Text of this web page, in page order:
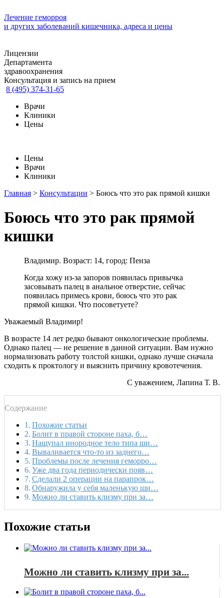
Лечение геморроя
и других заболеваний кишечника, адреса и цены
Лицензии
Департамента
здравоохранения
Консультация и запись на прием
8 (495) 374-31-65
Врачи
Клиники
Цены
Цены
Врачи
Клиники
Главная > Консультации > Боюсь что это рак прямой кишки
Боюсь что это рак прямой
кишки
Владимир. Возраст: 14, город: Пенза
Когда хожу из-за запоров появилась привычка
засовывать палец в анальное отверстие, сейчас
появилась примесь крови, боюсь что это рак
прямой кишки. Что посоветуете?
Уважаемый Владимир!
В возрасте 14 лет редко бывают онкологические проблемы.
Однако палец — не решение в данной ситуации. Вам нужно
нормализовать работу толстой кишки, однако лучше сначала
сходить к проктологу и выяснить причину кровотечения.
С уважением, Лапина Т. В.
Содержание
Похожие статьи
Болит в правой стороне паха, б…
Нащупал инородное тело типа ши…
Вываливается что-то из заднего…
Проблемы после лечения геморро…
Уже два года периодически появ…
Сделали 2 операции на парапрок…
Обнаружила у себя маленькую ши…
Можно ли ставить клизму при за…
Похожие статьи
Можно ли ставить клизму при за...